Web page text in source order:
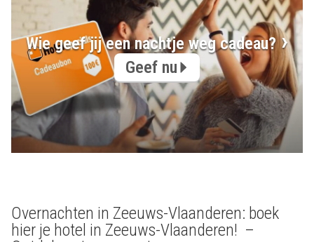
Wie geef jij een nachtje weg cadeau?
Geef nu
Overnachten in Zeeuws-Vlaanderen: boek
hier je hotel in Zeeuws-Vlaanderen! –